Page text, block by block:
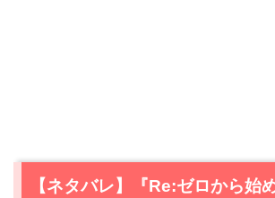
【ネタバレ】『Re:ゼロから始